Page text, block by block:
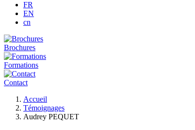
FR
EN
cn
Brochures
Formations
Contact
d'Ariane
Accueil
Témoignages
Audrey PEQUET